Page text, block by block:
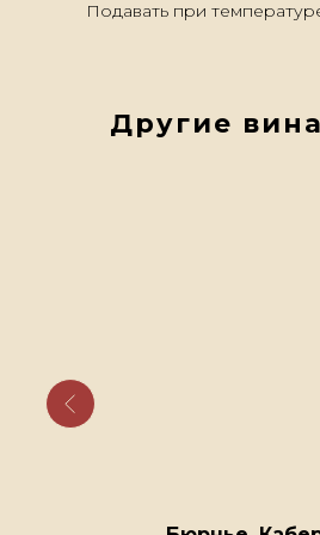
Подавать при
Другие вина